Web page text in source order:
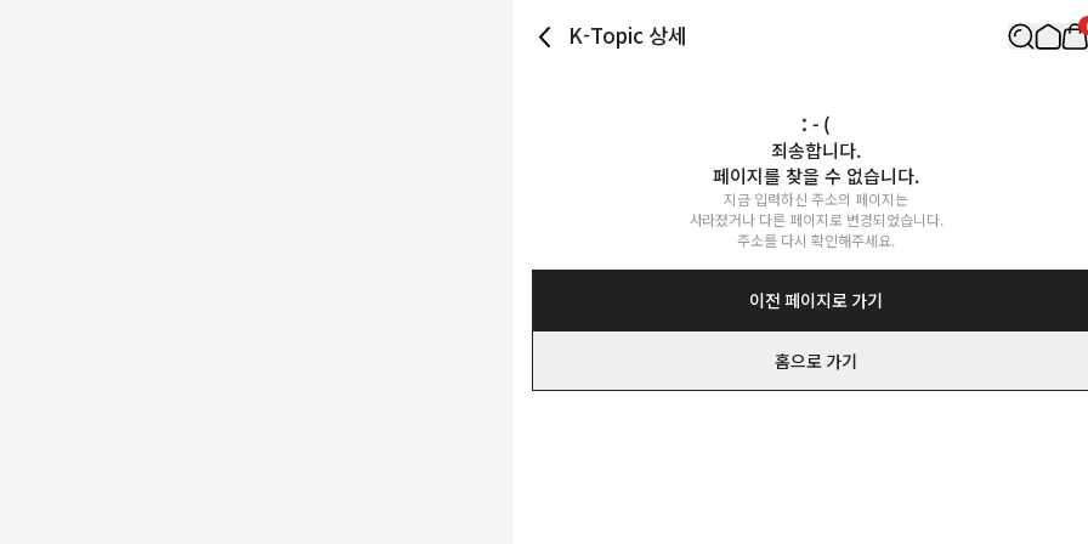
K-Topic 상세
: - (
죄송합니다.
페이지를 찾을 수 없습니다.
지금 입력하신 주소의 페이지는
사라졌거나 다른 페이지로 변경되었습니다.
주소를 다시 확인해주세요.
이전 페이지로 가기
홈으로 가기